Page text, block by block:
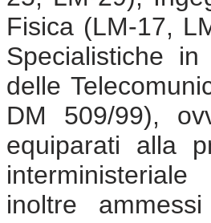
Fisica (LM-17,
Specialistiche
delle
DM 509/99),
equiparati alla
inoltre